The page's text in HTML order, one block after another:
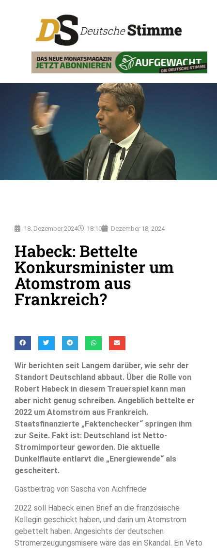
18. Dezember 2024 18:10 Dezember 18, 2024
Habeck: Bettelte
Konkursminister um
Atomstrom aus
Frankreich?
Wir berichten seit Langem darüber, wie sehr der
Standort Deutschland abbaut. Über die Rolle von
Robert Habeck in diesem Trauerspiel kann man
aber nicht genug schreiben. Angeblich bettelte er
2022 um Atomstrom aus Frankreich.
Staatsfinanzierte „Faktenchecker“ springen ihm
zur Seite. Fakt ist: Deutschland ist Netto-
Stromimporteur geworden. Die aktuelle
Dunkelflaute entlarvt die „Energiewende“ als
gescheitert.
Gastbeitrag von Sascha von Aichfriede
2022 soll Habeck einen Brief an die französische
Kollegin geschickt haben, und darin um Atomstrom
gebettelt haben. Angesichts der deutschen
Stromerzeugungsmisere wäre das ein Skandal. Ein Veto